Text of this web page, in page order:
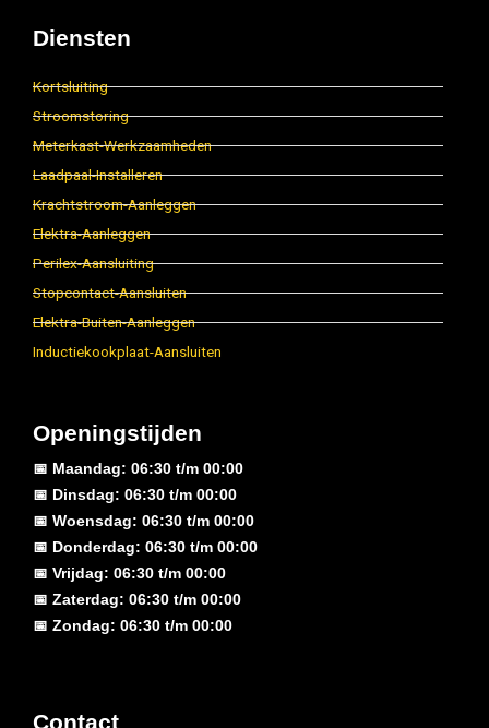
Diensten
Kortsluiting
Stroomstoring
Meterkast-Werkzaamheden
Laadpaal-Installeren
Krachtstroom-Aanleggen
Elektra-Aanleggen
Perilex-Aansluiting
Stopcontact-Aansluiten
Elektra-Buiten-Aanleggen
Inductiekookplaat-Aansluiten
Openingstijden
📅 Maandag: 06:30 t/m 00:00
📅 Dinsdag: 06:30 t/m 00:00
📅 Woensdag: 06:30 t/m 00:00
📅 Donderdag: 06:30 t/m 00:00
📅 Vrijdag: 06:30 t/m 00:00
📅 Zaterdag: 06:30 t/m 00:00
📅 Zondag: 06:30 t/m 00:00
Contact